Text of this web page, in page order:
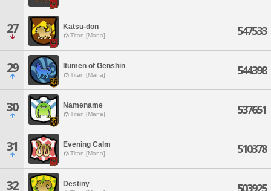
27 Katsu-don
Titan [Mana] 547533
29 Itumen of Genshin
Titan [Mana] 544398
30 Namename
Titan [Mana] 537651
31 Evening Calm
Titan [Mana] 510378
32 Destiny 503925